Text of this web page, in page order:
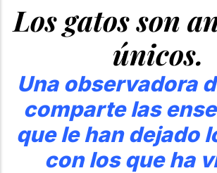
Los gatos son
únicos.
Una observadora
comparte las
que le han dejado
con los que ha